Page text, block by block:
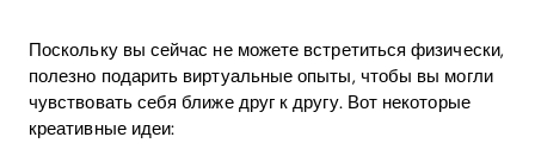
Поскольку вы сейчас не можете встретиться физически,
полезно подарить виртуальные опыты, чтобы вы могли
чувствовать себя ближе друг к другу. Вот некоторые
креативные идеи: